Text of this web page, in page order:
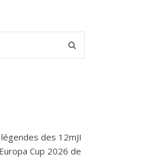
des 12mJI
Cup 2026 de